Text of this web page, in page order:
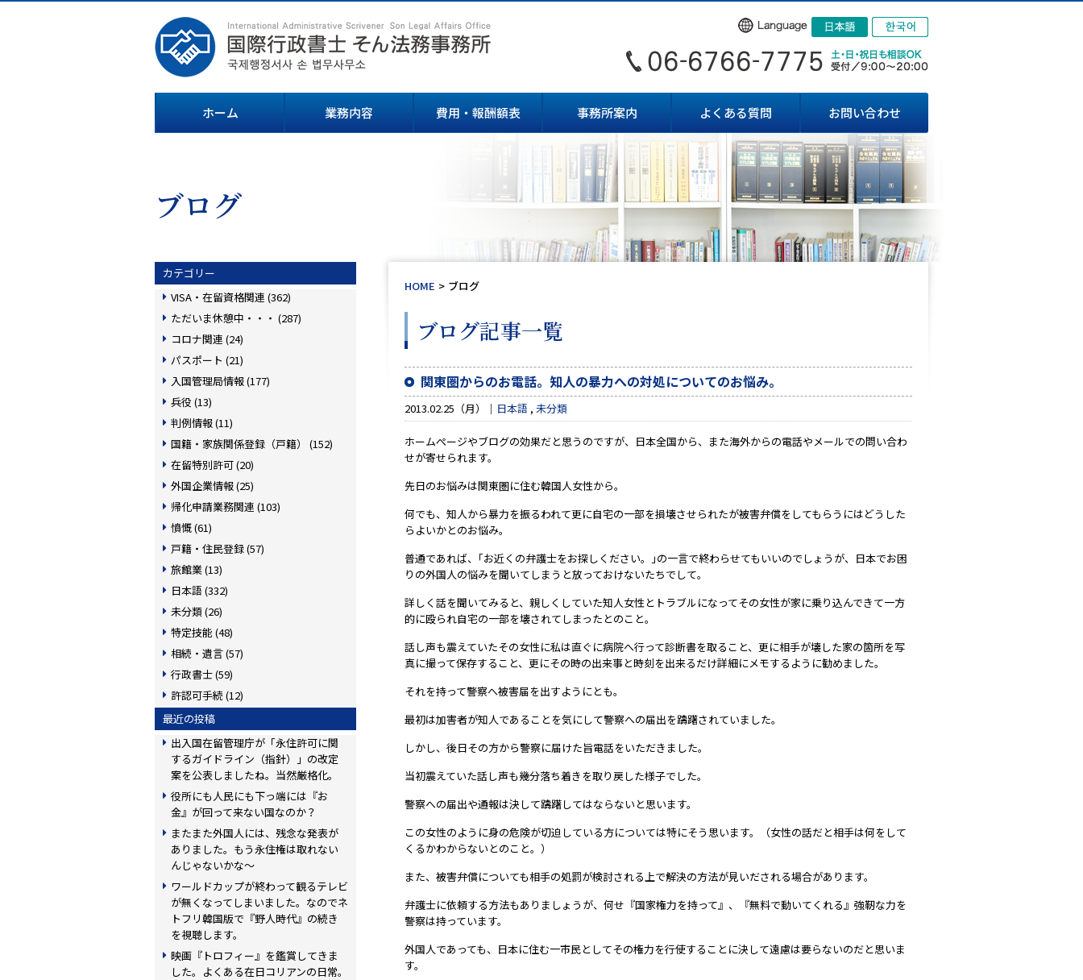
ホーム 業務内容 費用・報酬額表 事務所案内 よくある質問 お問い合わせ
ブログ
HOME ブログ
ブログ記事一覧
関東圏からのお電話。知人の暴力への対処についてのお悩み。
2013.02.25（月） 日本語 , 未分類
ホームぺージやブログの効果だと思うのですが、日本全国から、また海外からの電話やメールでの問い合わ
せが寄せられます。
先日のお悩みは関東圏に住む韓国人女性から。
何でも、知人から暴力を振るわれて更に自宅の一部を損壊させられたが被害弁償をしてもらうにはどうした
らよいかとのお悩み。
普通であれば、｢お近くの弁護士をお探しください。｣の一言で終わらせてもいいのでしょうが、日本でお困
りの外国人の悩みを聞いてしまうと放っておけないたちでして。
詳しく話を聞いてみると、親しくしていた知人女性とトラブルになってその女性が家に乗り込んできて一方
的に殴られ自宅の一部を壊されてしまったとのこと。
話し声も震えていたその女性に私は直ぐに病院へ行って診断書を取ること、更に相手が壊した家の箇所を写
真に撮って保存すること、更にその時の出来事と時刻を出来るだけ詳細にメモするように勧めました。
それを持って警察へ被害届を出すようにとも。
最初は加害者が知人であることを気にして警察への届出を躊躇されていました。
しかし、後日その方から警察に届けた旨電話をいただきました。
当初震えていた話し声も幾分落ち着きを取り戻した様子でした。
警察への届出や通報は決して躊躇してはならないと思います。
この女性のように身の危険が切迫している方については特にそう思います。（女性の話だと相手は何をして
くるかわからないとのこと。）
また、被害弁償についても相手の処罰が検討される上で解決の方法が見いだされる場合があります。
弁護士に依頼する方法もありましょうが、何せ『国家権力を持って』、『無料で動いてくれる』強靭な力を
警察は持っています。
外国人であっても、日本に住む一市民としてその権力を行使することに決して遠慮は要らないのだと思いま
す。
カテゴリー
VISA・在留資格関連 (362)
ただいま休憩中・・・ (287)
コロナ関連 (24)
パスポート (21)
入国管理局情報 (177)
兵役 (13)
判例情報 (11)
国籍・家族関係登録（戸籍） (152)
在留特別許可 (20)
外国企業情報 (25)
帰化申請業務関連 (103)
憤慨 (61)
戸籍・住民登録 (57)
旅館業 (13)
日本語 (332)
未分類 (26)
特定技能 (48)
相続・遺言 (57)
行政書士 (59)
許認可手続 (12)
最近の投稿
出入国在留管理庁が「永住許可に関
するガイドライン（指針）」の改定
案を公表しましたね。当然厳格化。
役所にも人民にも下っ端には『お
金』が回って来ない国なのか？
またまた外国人には、残念な発表が
ありました。もう永住権は取れない
んじゃないかな〜
ワールドカップが終わって観るテレビ
が無くなってしまいました。なのでネ
トフリ韓国版で『野人時代』の続き
を視聴します。
映画『トロフィー』を鑑賞してきま
した。よくある在日コリアンの日常。